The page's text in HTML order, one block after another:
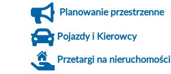
Planowanie przestrzenne
Pojazdy i Kierowcy
Przetargi na nieruchomości